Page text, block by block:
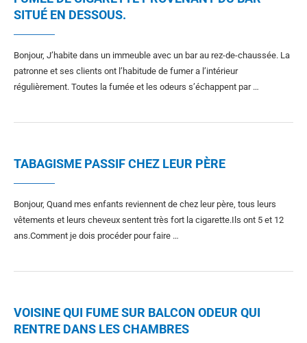
SITUÉ EN DESSOUS.
Bonjour, J’habite dans un immeuble avec un bar au rez-de-chaussée. La
patronne et ses clients ont l’habitude de fumer a l’intérieur
régulièrement. Toutes la fumée et les odeurs s’échappent par …
TABAGISME PASSIF CHEZ LEUR PÈRE
Bonjour, Quand mes enfants reviennent de chez leur père, tous leurs
vêtements et leurs cheveux sentent très fort la cigarette.Ils ont 5 et 12
ans.Comment je dois procéder pour faire …
VOISINE QUI FUME SUR BALCON ODEUR QUI
RENTRE DANS LES CHAMBRES